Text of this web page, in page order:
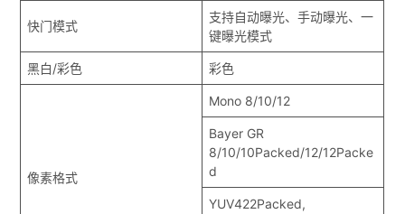
快门模式
支持自动曝光、手动曝光、一
键曝光模式
黑白/彩色 彩色
像素格式
Mono 8/10/12
Bayer GR
8/10/10Packed/12/12Packe
d
YUV422Packed,